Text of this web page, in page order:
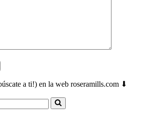
a ti!) en la web roseramills.com ⬇